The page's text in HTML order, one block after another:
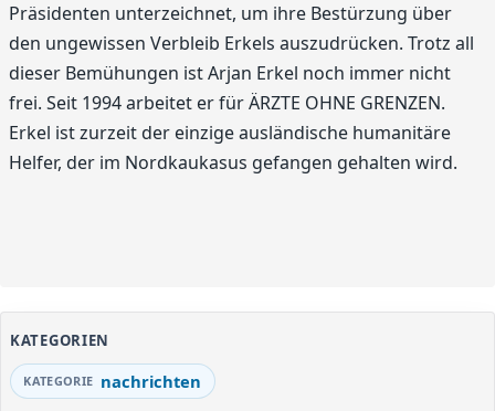
Präsidenten unterzeichnet, um ihre Bestürzung über
den ungewissen Verbleib Erkels auszudrücken. Trotz all
dieser Bemühungen ist Arjan Erkel noch immer nicht
frei. Seit 1994 arbeitet er für ÄRZTE OHNE GRENZEN.
Erkel ist zurzeit der einzige ausländische humanitäre
Helfer, der im Nordkaukasus gefangen gehalten wird.
KATEGORIEN
nachrichten